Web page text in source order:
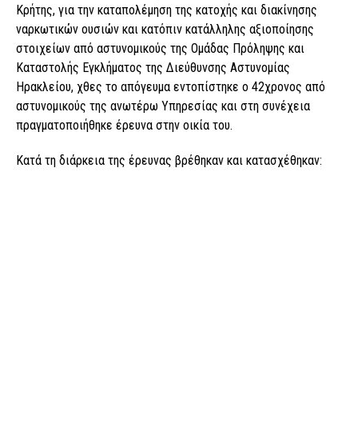
Κρήτης, για την καταπολέμηση της κατοχής και διακίνησης
ναρκωτικών ουσιών και κατόπιν κατάλληλης αξιοποίησης
στοιχείων από αστυνομικούς της Ομάδας Πρόληψης και
Καταστολής Εγκλήματος της Διεύθυνσης Αστυνομίας
Ηρακλείου, χθες το απόγευμα εντοπίστηκε ο 42χρονος από
αστυνομικούς της ανωτέρω Υπηρεσίας και στη συνέχεια
πραγματοποιήθηκε έρευνα στην οικία του.
Κατά τη διάρκεια της έρευνας βρέθηκαν και κατασχέθηκαν: